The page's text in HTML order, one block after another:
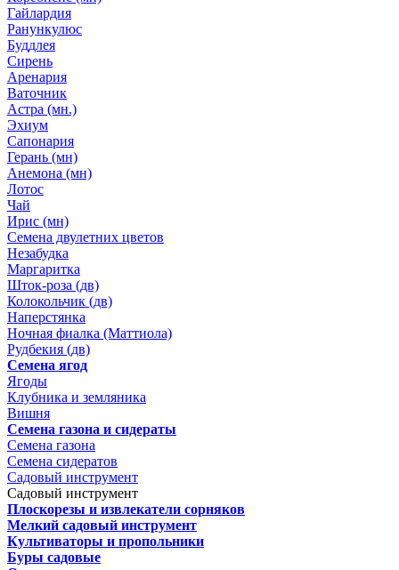
Гайлардия
Ранункулюс
Буддлея
Сирень
Аренария
Ваточник
Астра (мн.)
Эхиум
Сапонария
Герань (мн)
Анемона (мн)
Лотос
Чай
Ирис (мн)
Семена двулетних цветов
Незабудка
Маргаритка
Шток-роза (дв)
Колокольчик (дв)
Наперстянка
Ночная фиалка (Маттиола)
Рудбекия (дв)
Семена ягод
Ягоды
Клубника и земляника
Вишня
Семена газона и сидераты
Семена газона
Семена сидератов
Садовый инструмент
Садовый инструмент
Плоскорезы и извлекатели сорняков
Мелкий садовый инструмент
Культиваторы и пропольники
Буры садовые